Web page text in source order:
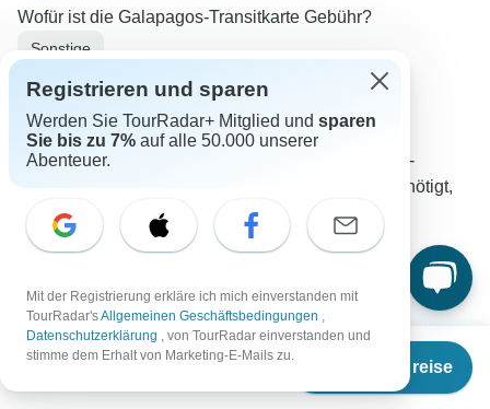
Ab€6.884
Termine & Preise
Wofür ist die Galapagos-Transitkarte Gebühr?
Sonstige
Intrepid Travel
Reiseveranstalter•Geschrieben am April 2015
Diese Gebühr wird von den lokalen Behörden
erhoben und ist notwendig, um die Galapagos-
Transitkarte zu erhalten, die die Regierung benötigt,
um die Besucher im Auge zu behalten und die
Galapagos-Inseln zu schützen.
Heidi
Registrieren und sparen
Werden Sie TourRadar+ Mitglied und sparen
Sie bis zu 7% auf alle 50.000 unserer
Abenteuer.
Mit der Registrierung erkläre ich mich einverstanden mit
TourRadar'sAllgemeinen Geschäftsbedingungen ,
Datenschutzerklärung , von TourRadar einverstanden und
stimme dem Erhalt von Marketing-E-Mails zu.